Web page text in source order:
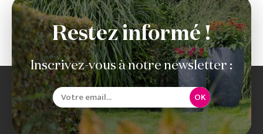
Restez informé !
Inscrivez-vous à notre newsletter :
OK